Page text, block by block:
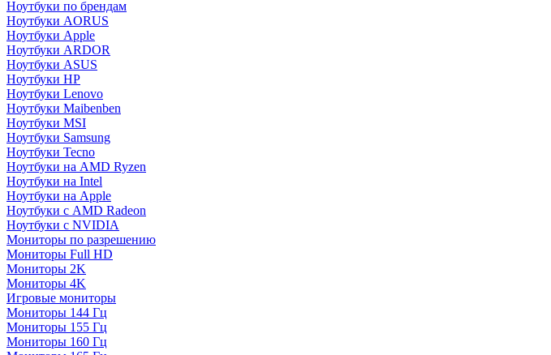
Ноутбуки по брендам
Ноутбуки AORUS
Ноутбуки Apple
Ноутбуки ARDOR
Ноутбуки ASUS
Ноутбуки HP
Ноутбуки Lenovo
Ноутбуки Maibenben
Ноутбуки MSI
Ноутбуки Samsung
Ноутбуки Tecno
Ноутбуки на AMD Ryzen
Ноутбуки на Intel
Ноутбуки на Apple
Ноутбуки с AMD Radeon
Ноутбуки с NVIDIA
Мониторы по разрешению
Мониторы Full HD
Мониторы 2K
Мониторы 4K
Игровые мониторы
Мониторы 144 Гц
Мониторы 155 Гц
Мониторы 160 Гц